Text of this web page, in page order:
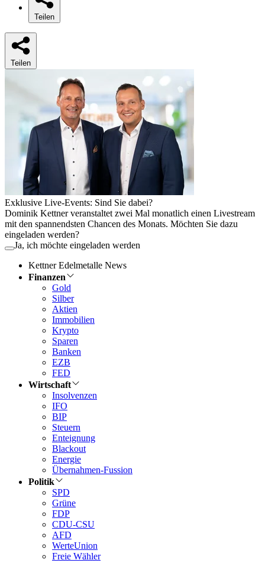
Teilen
Teilen
Exklusive Live-Events: Sind Sie dabei?
Dominik Kettner veranstaltet zwei Mal monatlich einen Livestream
mit den spannendsten Chancen des Monats. Möchten Sie dazu
eingeladen werden?
Ja, ich möchte eingeladen werden
Kettner Edelmetalle News
Finanzen
Gold
Silber
Aktien
Immobilien
Krypto
Sparen
Banken
EZB
FED
Wirtschaft
Insolvenzen
IFO
BIP
Steuern
Enteignung
Blackout
Energie
Übernahmen-Fussion
Politik
SPD
Grüne
FDP
CDU-CSU
AFD
WerteUnion
Freie Wähler